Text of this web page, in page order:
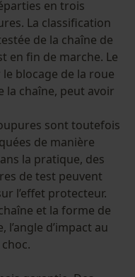
en trois
La classification
de la chaîne de
en fin de marche. Le
blocage de la roue
la chaîne, peut avoir
sont toutefois
de manière
la pratique, des
de test peuvent
l’effet protecteur.
et la forme de
l’angle d’impact au